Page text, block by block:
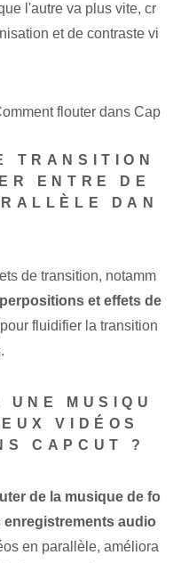
l'autre va plus vite, cr
et de contraste vi
flouter dans Cap
TRANSITION
ENTRE DE
DAN
de transition, notamm
et effets de
⁣ pour fluidifier la transition
MUSIQU
VIDÉOS
CAPCUT ?
de la musique de fo
audio
en parallèle, améliora